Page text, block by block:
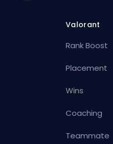
Valorant
Rank Boost
Placement
Wins
Coaching
Teammate